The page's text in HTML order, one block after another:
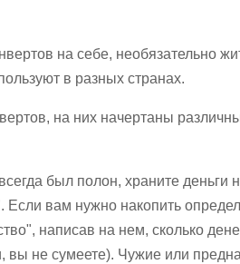
на себе, необязательно
в разных странах.
на них начертаны
был полон, храните деньги
Если вам нужно накопить
написав на нем, сколько
вы не сумеете). Чужие или